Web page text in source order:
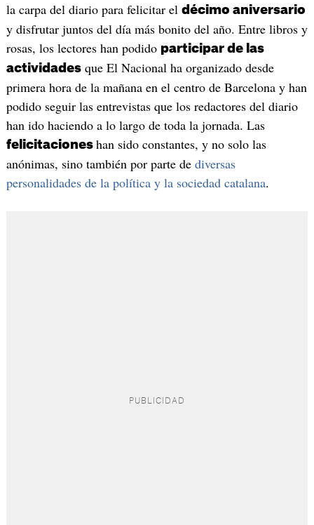
la carpa del diario para felicitar el décimo aniversario
y disfrutar juntos del día más bonito del año. Entre libros y
rosas, los lectores han podido participar de las
actividadesque El Nacional ha organizado desde
primera hora de la mañana en el centro de Barcelona y han
podido seguir las entrevistas que los redactores del diario
han ido haciendo a lo largo de toda la jornada. Las
felicitaciones han sido constantes, y no solo las
anónimas, sino también por parte dediversas
personalidades de la política y la sociedad catalana.